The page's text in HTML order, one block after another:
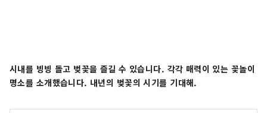
시내를 빙빙 돌고 벚꽃을 즐길 수 있습니다. 각각 매력이 있는 꽃놀이
명소를 소개했습니다. 내년의 벚꽃의 시기를 기대해.